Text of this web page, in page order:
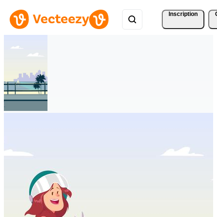
Inscription